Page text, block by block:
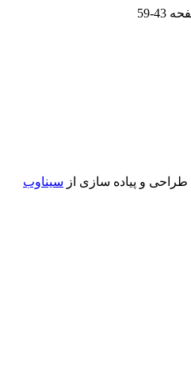
43-59
طراحی و پیاده سازی از سیناوب